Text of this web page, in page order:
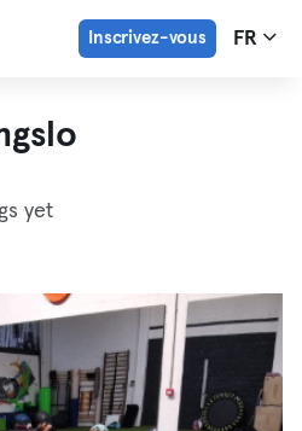
Inscrivez-vous FR
yet